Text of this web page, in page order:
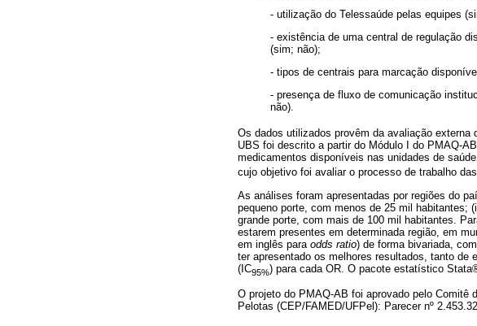
- utilização do Telessaúde pelas equipes
- existência de uma central de regulação
(sim; não);
- tipos de centrais para marcação
- presença de fluxo de comunicação
não).
Os dados utilizados provêm da avaliação externa
UBS foi descrito a partir do Módulo I do PMAQ-
medicamentos disponíveis nas unidades de
cujo objetivo foi avaliar o processo de trabalho
As análises foram apresentadas por regiões do
pequeno porte, com menos de 25 mil habitantes;
grande porte, com mais de 100 mil habitantes.
estarem presentes em determinada região, em
em inglês para odds ratio) de forma bivariada,
ter apresentado os melhores resultados, tanto de
(IC95%) para cada OR. O pacote estatístico
O projeto do PMAQ-AB foi aprovado pelo Comitê
Pelotas (CEP/FAMED/UFPel): Parecer nº